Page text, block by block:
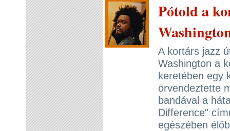
Pótold a
A kortárs jazz
Washington a
keretében egy
örvendeztette
bandával a
Difference"
egészében